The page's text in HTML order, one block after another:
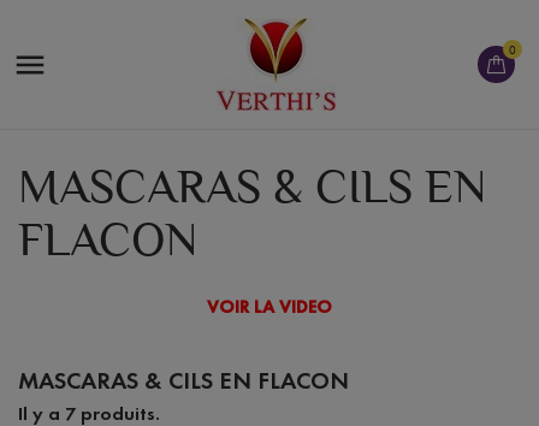
 0
MASCARAS & CILS EN
FLACON
VOIR LA VIDEO
MASCARAS & CILS EN FLACON
Il y a 7 produits.